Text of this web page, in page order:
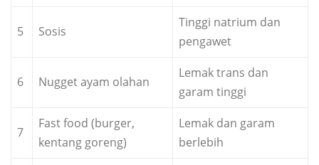
5 Sosis
Tinggi natrium dan
pengawet
6 Nugget ayam olahan
Lemak trans dan
garam tinggi
7
Fast food (burger,
kentang goreng)
Lemak dan garam
berlebih